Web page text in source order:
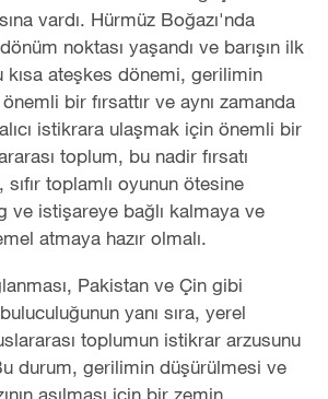
vardı. Hürmüz Boğazı'nda
noktası yaşandı ve barışın ilk
kısa ateşkes dönemi, gerilimin
birfırsattır ve aynı zamanda
istikrara ulaşmak için önemli bir
toplum, bu nadir fırsatı
toplamlı oyunun ötesine
ve istişareye bağlı kalmaya ve
atmaya hazır olmalı.
Pakistan ve Çin gibi
yanı sıra, yerel
toplumun istikrar arzusunu
durum, gerilimin düşürülmesi ve
aşılması için bir zemin